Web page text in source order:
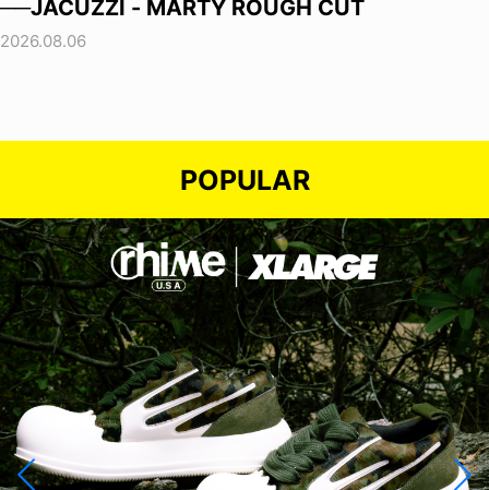
──JACUZZI - MARTY ROUGH CUT
2026.08.06
POPULAR